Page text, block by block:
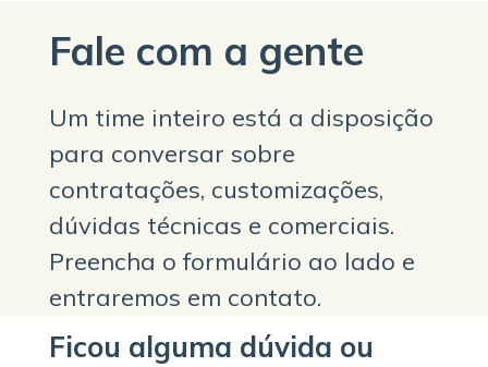
Fale com a gente
Um time inteiro está a disposição
para conversar sobre
contratações, customizações,
dúvidas técnicas e comerciais.
Preencha o formulário ao lado e
entraremos em contato.
Ficou alguma dúvida ou